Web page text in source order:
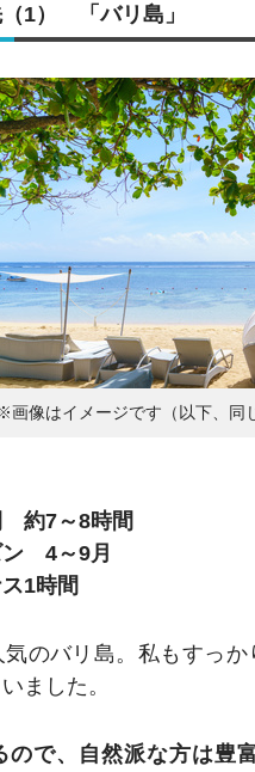
1） 「バリ島」
画像はイメージです（以下、同
約7～8時間
ン 4～9月
1時間
のバリ島。私もすっか
ました。
ので、自然派な方は豊